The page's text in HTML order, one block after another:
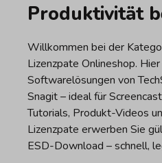
Produktivität
Willkommen bei der
Lizenzpate Onlineshop.
Softwarelösungen von
Snagit – ideal für
Tutorials, Produkt-Videos
Lizenzpate erwerben Sie
ESD-Download – schnell,